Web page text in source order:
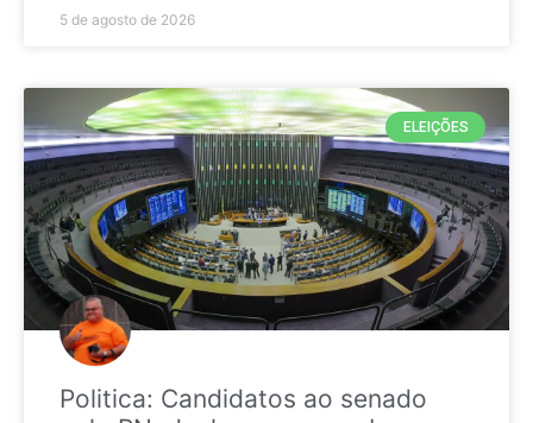
5 de agosto de 2026
ELEIÇÕES
Politica: Candidatos ao senado